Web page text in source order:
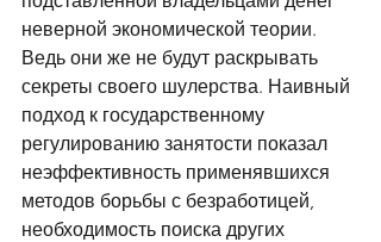
неверной экономической теории.
Ведь они же не будут раскрывать
секреты своего шулерства. Наивный
подход к государственному
регулированию занятости показал
неэффективность применявшихся
методов борьбы с безработицей,
необходимость поиска других